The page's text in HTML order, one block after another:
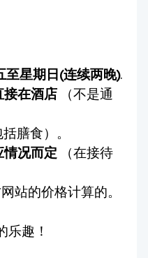
至星期日(连续两晚).
接在酒店 （不是通
膳食）。
情况而定 （在接待
站的价格计算的。
乐趣！